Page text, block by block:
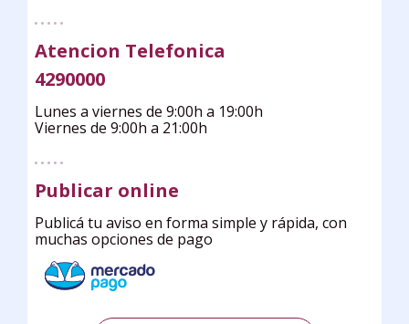
Atencion Telefonica
4290000
Lunes a viernes de 9:00h a 19:00h
Viernes de 9:00h a 21:00h
Publicar online
Publicá tu aviso en forma simple y rápida, con
muchas opciones de pago